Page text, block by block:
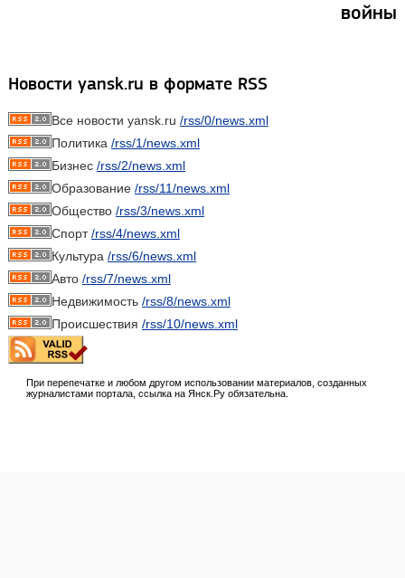
войны
Новости yansk.ru в формате RSS
Все новости yansk.ru /rss/0/news.xml
Политика /rss/1/news.xml
Бизнес /rss/2/news.xml
Образование /rss/11/news.xml
Общество /rss/3/news.xml
Спорт/rss/4/news.xml
Культура /rss/6/news.xml
Авто /rss/7/news.xml
Недвижимость /rss/8/news.xml
Происшествия /rss/10/news.xml
При перепечатке и любом другом использовании материалов, созданных
журналистами портала, ссылка на Янск.Ру обязательна.